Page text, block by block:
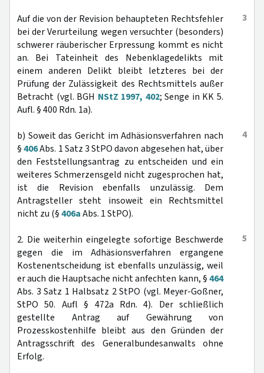
3
Auf die von der Revision behaupteten Rechtsfehler
bei der Verurteilung wegen versuchter (besonders)
schwerer räuberischer Erpressung kommt es nicht
an. Bei Tateinheit des Nebenklagedelikts mit
einem anderen Delikt bleibt letzteres bei der
Prüfung der Zulässigkeit des Rechtsmittels außer
Betracht (vgl. BGH NStZ 1997, 402; Senge in KK 5.
Aufl. § 400 Rdn. 1a).
4
b) Soweit das Gericht im Adhäsionsverfahren nach
§406Abs. 1 Satz 3 StPO davon abgesehen hat, über
den Feststellungsantrag zu entscheiden und ein
weiteres Schmerzensgeld nicht zugesprochen hat,
ist die Revision ebenfalls unzulässig. Dem
Antragsteller steht insoweit ein Rechtsmittel
nicht zu (§406aAbs. 1 StPO).
5
2. Die weiterhin eingelegte sofortige Beschwerde
gegen die im Adhäsionsverfahren ergangene
Kostenentscheidung ist ebenfalls unzulässig, weil
er auch die Hauptsache nicht anfechten kann, §464
Abs. 3 Satz 1 Halbsatz 2 StPO (vgl. Meyer-Goßner,
StPO 50. Aufl § 472a Rdn. 4). Der schließlich
gestellte Antrag auf Gewährung von
Prozesskostenhilfe bleibt aus den Gründen der
Antragsschrift des Generalbundesanwalts ohne
Erfolg.